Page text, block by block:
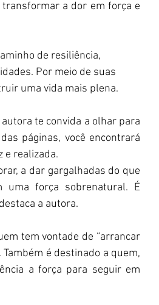
a dor em força e
de resiliência,
Por meio de suas
uma vida mais plena.
autora te convida a olhar para
páginas, você encontrará
e realizada.
a dar gargalhadas do que
uma força sobrenatural. É
a autora.
tem vontade de “arrancar
é destinado a quem,
a força para seguir em